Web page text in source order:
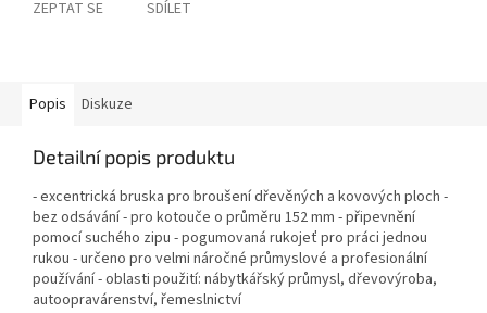
ZEPTAT SE SDÍLET
Popis Diskuze
Detailní popis produktu
- excentrická bruska pro broušení dřevěných a kovových ploch -
bez odsávání - pro kotouče o průměru 152 mm - připevnění
pomocí suchého zipu - pogumovaná rukojeť pro práci jednou
rukou - určeno pro velmi náročné průmyslové a profesionální
používání - oblasti použití: nábytkářský průmysl, dřevovýroba,
autoopravárenství, řemeslnictví